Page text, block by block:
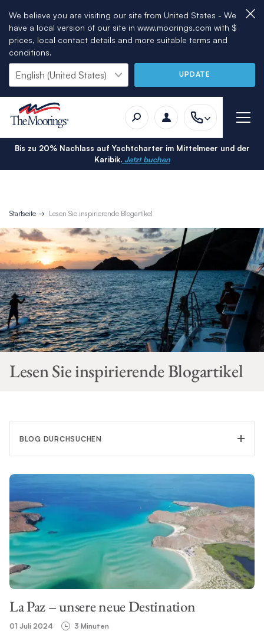
We believe you are visiting our site from United States - We
have a local version of our site in www.moorings.com with $
prices, local contact details and more suitable terms and
conditions.
UPDATE
Bis zu 20% Nachlass auf Yachtcharter im Mittelmeer und der
Karibik.Jetzt buchen
Startseite Lesen Sie inspirierende Blogartikel
Lesen Sie inspirierende Blogartikel
La Paz – unsere neue Destination
01 Juli 2024 3 Minuten
BLOG DURCHSUCHEN
KATEGORIE FILTERN
THEMA
SUCHE